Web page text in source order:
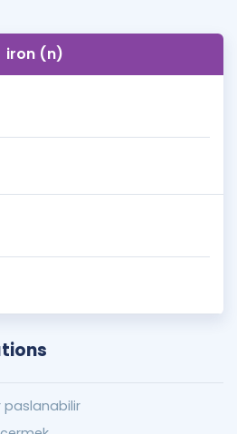
iron (n)
paslanabilir